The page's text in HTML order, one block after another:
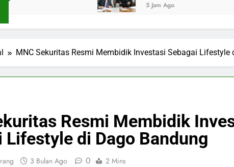
5 Jam Ago
MNC Sekuritas Resmi Membidik Investasi Sebagai Lifestyle
Resmi Membidik
Lifestyle di Dago Bandung
3 Bulan Ago 0 2 Mins